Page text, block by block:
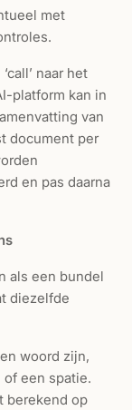
met
naar het
platform kan in
van
document per
en pas daarna
als een bundel
diezelfde
woord zijn,
een spatie.
berekend op